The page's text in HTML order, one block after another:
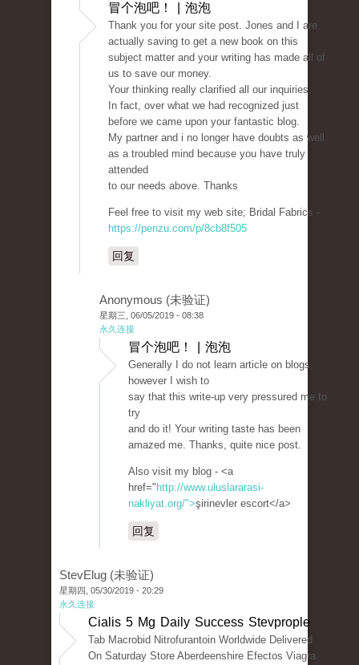
冒个泡吧！ | 泡泡
Thank you for your site post. Jones and I are
actually saving to get a new book on this
subject matter and your writing has made all of
us to save our money.
Your thinking really clarified all our inquiries.
In fact, over what we had recognized just
before we came upon your fantastic blog.
My partner and i no longer have doubts as well
as a troubled mind because you have truly
attended
to our needs above. Thanks
Feel free to visit my web site; Bridal Fabrics -
https://penzu.com/p/8cb8f505
回复
Anonymous (未验证)
星期三, 06/05/2019 - 08:38
永久连接
冒个泡吧！ | 泡泡
Generally I do not learn article on blogs,
however I wish to
say that this write-up very pressured me to
try
and do it! Your writing taste has been
amazed me. Thanks, quite nice post.
Also visit my blog - <a
href=" http://www.uluslararasi-
nakliyat.org/">şirinevler escort</a>
回复
StevElug (未验证)
星期四, 05/30/2019 - 20:29
永久连接
Cialis 5 Mg Daily Success Stevprople
Tab Macrobid Nitrofurantoin Worldwide Delivered
On Saturday Store Aberdeenshire Efectos Viagra